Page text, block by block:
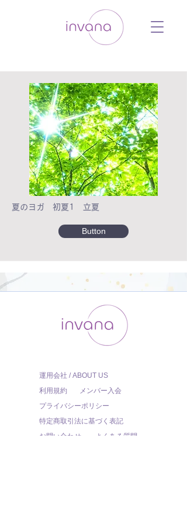
ガ 瞑想 栄養 医学 レッスン レクチャ
ー ​ストレス 免疫力 睡眠 メンタルヘル
夏のヨガ 初夏1 立夏
Button
運用会社 / ABOUT US
利用規約
メンバー入会
プライバシーポリシー
特定商取引法に基づく表記
お問い合わせ
よくある質問